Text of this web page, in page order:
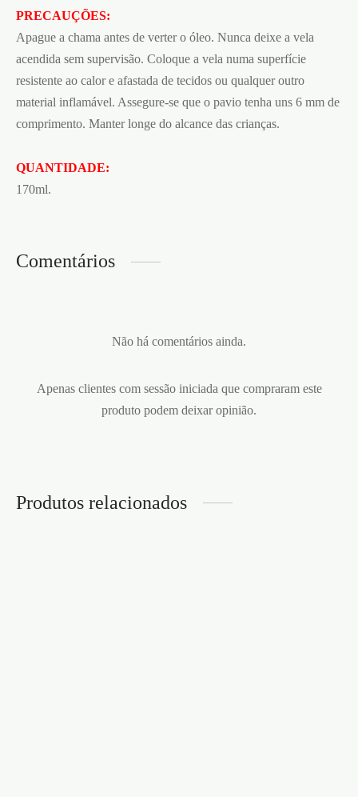
PRECAUÇÕES:
Apague a chama antes de verter o óleo. Nunca deixe a vela
acendida sem supervisão. Coloque a vela numa superfície
resistente ao calor e afastada de tecidos ou qualquer outro
material inflamável. Assegure-se que o pavio tenha uns 6 mm de
comprimento. Manter longe do alcance das crianças.
QUANTIDADE:
170ml.
Comentários
Não há comentários ainda.
Apenas clientes com sessão iniciada que compraram este
produto podem deixar opinião.
Produtos relacionados